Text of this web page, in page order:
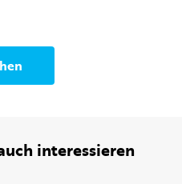
interessieren